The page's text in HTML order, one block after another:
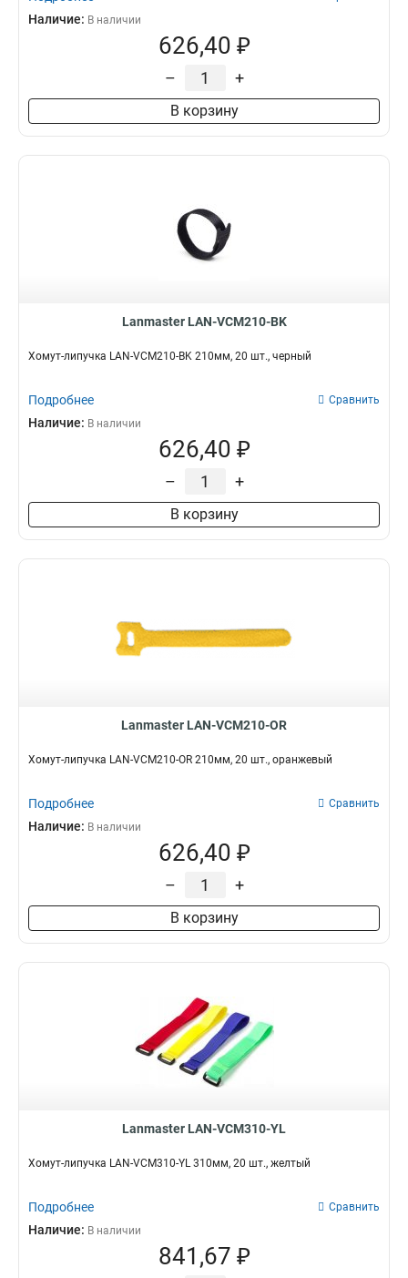
Наличие: В наличии
626,40 ₽
– +
В корзину
Lanmaster LAN-VCM210-BK
Хомут-липучка LAN-VCM210-BK 210мм, 20 шт., черный
Подробнее Сравнить
Наличие: В наличии
626,40 ₽
– +
В корзину
Lanmaster LAN-VCM210-OR
Хомут-липучка LAN-VCM210-OR 210мм, 20 шт., оранжевый
Подробнее Сравнить
Наличие: В наличии
626,40 ₽
– +
В корзину
Lanmaster LAN-VCM310-YL
Хомут-липучка LAN-VCM310-YL 310мм, 20 шт., желтый
Подробнее Сравнить
Наличие: В наличии
841,67 ₽